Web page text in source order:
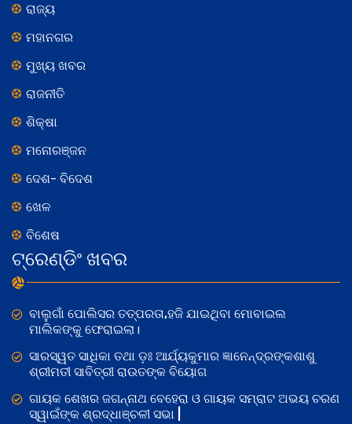
ରାଜ୍ୟ
ମହାନଗର
ମୁଖ୍ୟ ଖବର
ରାଜନୀତି
ଶିକ୍ଷା
ମନୋରଞ୍ଜନ
ଦେଶ- ବିଦେଶ
ଖେଳ
ବିଶେଷ
ଟ୍ରେଣ୍ଡିଂ ଖବର
ବାଲୁଗାଁ ପୋଲିସର ତତ୍‌ପରତା,ହଜି ଯାଇଥିବା ମୋବାଇଲ
ମାଲିକଙ୍କୁ ଫେରାଇଲା।
ସାରସ୍ୱତ ସାଧିକା ତଥା ଡ଼ଃ ଆର୍ଯ୍ୟକୁମାର ଜ୍ଞାନେନ୍ଦ୍ରଙ୍କଶାଶୁ
ଶ୍ରୀମତୀ ସାବିତ୍ରୀ ରାଉତଙ୍କ ବିୟୋଗ
ଗାୟକ ଶେଖର ଜଗନ୍ନାଥ ବେହେରା ଓ ଗାୟକ ସମ୍ରାଟ ଅଭୟ ଚରଣ
ସ୍ୱାଇଁଙ୍କ ଶ୍ରଦ୍ଧାଞ୍ଚଳୀ ସଭା |